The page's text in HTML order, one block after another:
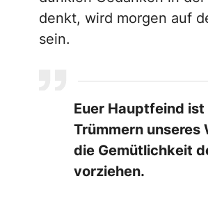
denkt, wird morgen auf
sein.
Euer Hauptfeind
Trümmern unseres
die Gemütlichkeit
vorziehen.